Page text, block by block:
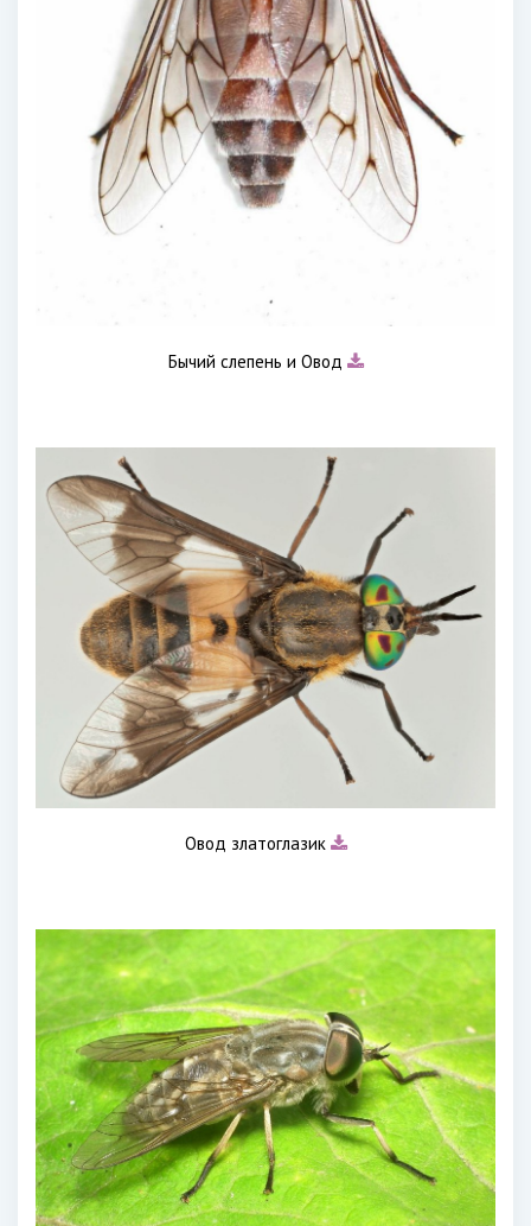
Бычий слепень и Овод
Овод златоглазик